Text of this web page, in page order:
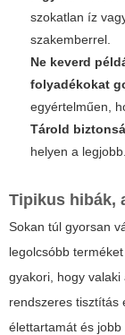
szokatlan íz
szakemberrel.
Ne keverd
folyadékokat
egyértelműen,
Tárold
helyen a legjobb.
Tipikus hibák,
Sokan túl gyorsan
legolcsóbb
gyakori, hogy
rendszeres tisztítás
élettartamát és jobb